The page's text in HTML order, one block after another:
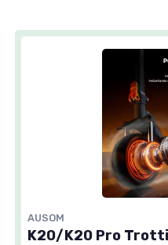
AUSOM
K20/K20 Pro